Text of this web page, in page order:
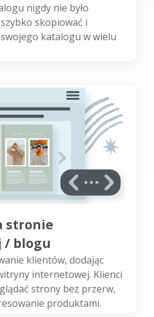
nigdy nie było
skopiować i
katalogu w wielu
stronie
blogu
klientów, dodając
internetowej. Klienci
strony bez przerw,
produktami.